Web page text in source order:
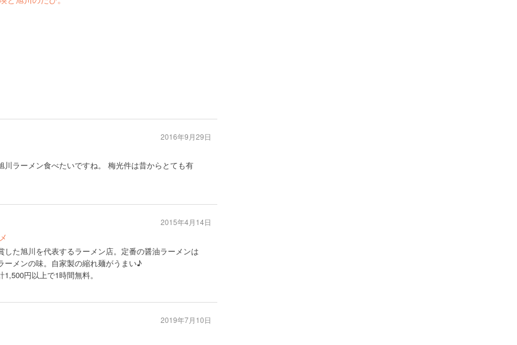
ラーメン食べたいですね。 梅光件は昔からとても有
2016年9月29日
た旭川を代表するラーメン店。定番の醤油ラーメンは
ーメンの味。自家製の縮れ麺がうまい♪
円以上で1時間無料。
2015年4月14日
2019年7月10日